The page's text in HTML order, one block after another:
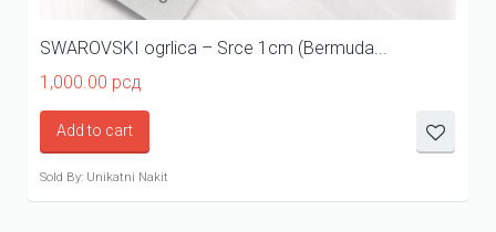
SWAROVSKI ogrlica – Srce 1cm (Bermuda...
1,000.00 рсд
Add to cart
Sold By: Unikatni Nakit